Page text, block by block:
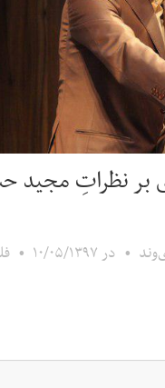
بر نظراتِ مجید
• در۱۰/۰۵/۱۳۹۷ •